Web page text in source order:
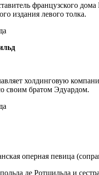
французского
издания левого толка.
холдинговую
своим братом Эдуардом.
оперная певица
де Ротшильда и